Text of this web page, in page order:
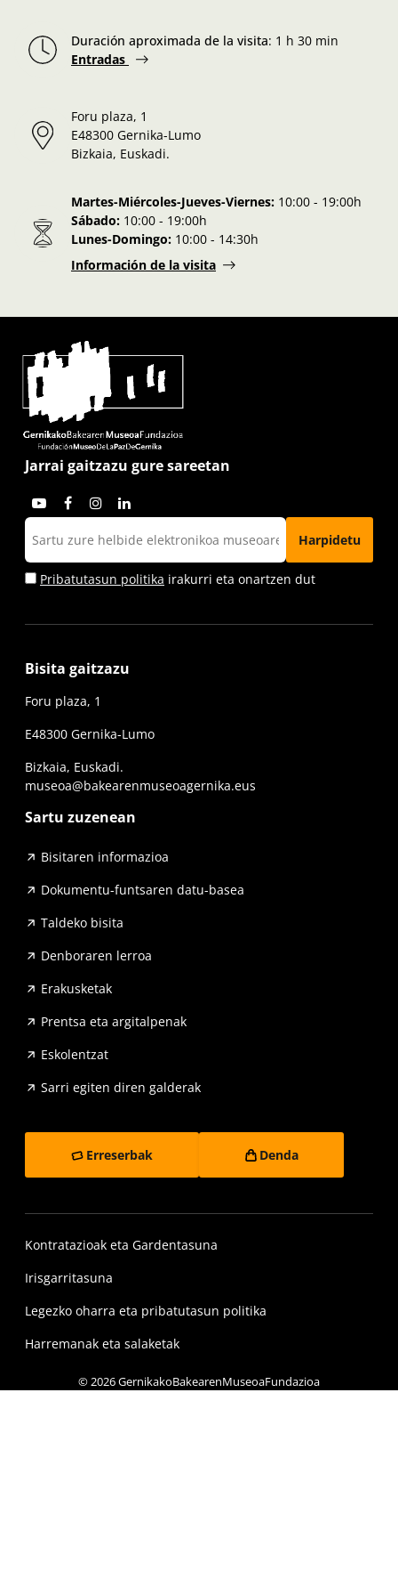
Duración aproximada de la visita: 1 h 30 min
Entradas
Foru plaza, 1
E48300 Gernika-Lumo
Bizkaia, Euskadi.
Martes-Miércoles-Jueves-Viernes: 10:00 - 19:00h
Sábado: 10:00 - 19:00h
Lunes-Domingo: 10:00 - 14:30h
Información de la visita
Jarrai gaitzazu gure sareetan
Pribatutasun politika irakurri eta onartzen dut
Bisita gaitzazu
Foru plaza, 1
E48300 Gernika-Lumo
Bizkaia, Euskadi.
museoa@bakearenmuseoagernika.eus
Sartu zuzenean
Bisitaren informazioa
Dokumentu-funtsaren datu-basea
Taldeko bisita
Denboraren lerroa
Erakusketak
Prentsa eta argitalpenak
Eskolentzat
Sarri egiten diren galderak
Erreserbak Denda
Kontratazioak eta Gardentasuna
Irisgarritasuna
Legezko oharra eta pribatutasun politika
Harremanak eta salaketak
© 2026 GernikakoBakearenMuseoaFundazioa